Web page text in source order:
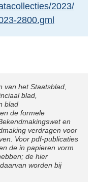
2023/
2800.gml
van het Staatsblad,
blad,
blad
de formele
en
verdragen voor
Voor pdf-publicaties
de in papieren vorm
de hier
worden bij